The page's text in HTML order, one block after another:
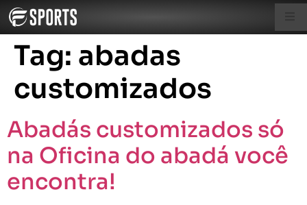
Tag: abadas
customizados
Abadás customizados só
na Oficina do abadá você
encontra!